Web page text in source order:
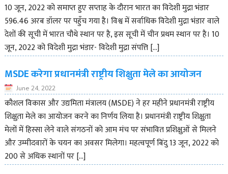
10 जून, 2022 को समाप्त हुए सप्ताह के दौरान भारत का विदेशी मुद्रा भंडार
596.46 अरब डॉलर पर पहुँच गया है। विश्व में सर्वाधिक विदेशी मुद्रा भंडार वाले
देशों की सूची में भारत चौथे स्थान पर है, इस सूची में चीन प्रथम स्थान पर है। 10
जून, 2022 को विदेशी मुद्रा भंडार- विदेशी मुद्रा संपत्ति […]
MSDE करेगा प्रधानमंत्री राष्ट्रीय शिक्षुता मेले का आयोजन
June 24, 2022
कौशल विकास और उद्यमिता मंत्रालय (MSDE) ने हर महीने प्रधानमंत्री राष्ट्रीय
शिक्षुता मेले का आयोजन करने का निर्णय लिया है। प्रधानमंत्री राष्ट्रीय शिक्षुता
मेलों में हिस्सा लेने वाले संगठनों को आम मंच पर संभावित प्रशिक्षुओं से मिलने
और उम्मीदवारों के चयन का अवसर मिलेगा। महत्वपूर्ण बिंदु 13 जून, 2022 को
200 से अधिक स्थानों पर […]